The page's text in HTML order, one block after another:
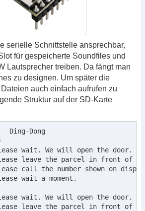
serielle Schnittstelle ansprechbar,
für gespeicherte Soundfiles und
Lautsprecher treiben. Da fängt man
zu designen. Um später die
auch einfach aufrufen zu
Struktur auf der SD-Karte
wait. We will open the door.
leave the parcel in front of
call the number shown on
wait a moment.
wait. We will open the door.
leave the parcel in front of